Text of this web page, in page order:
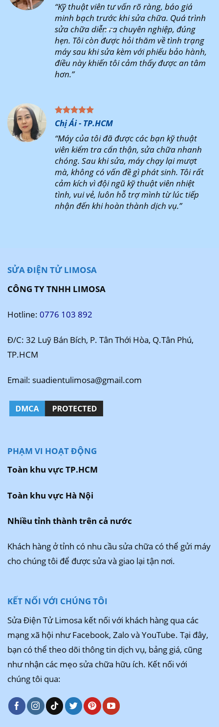
“Kỹ thuật viên tư vấn rõ ràng, báo giá
minh bạch trước khi sửa chữa. Quá trình
sửa chữa diễn ra chuyên nghiệp, đúng
hẹn. Tôi còn được hỏi thăm về tình trạng
máy sau khi sửa kèm với phiếu bảo hành,
điều này khiến tôi cảm thấy được an tâm
hơn.”
Chị Ái - TP.HCM
“Máy của tôi đã được các bạn kỹ thuật
viên kiểm tra cẩn thận, sửa chữa nhanh
chóng. Sau khi sửa, máy chạy lại mượt
mà, không có vấn đề gì phát sinh. Tôi rất
cảm kích vì đội ngũ kỹ thuật viên nhiệt
tình, vui vẻ, luôn hỗ trợ mình từ lúc tiếp
nhận đến khi hoàn thành dịch vụ.”
SỬA ĐIỆN TỬ LIMOSA
CÔNG TY TNHH LIMOSA
Hotline: 0776 103 892
Đ/C: 32 Luỹ Bán Bích, P. Tân Thới Hòa, Q.Tân Phú,
TP.HCM
Email: suadientulimosa@gmail.com
PHẠM VI HOẠT ĐỘNG
Toàn khu vực TP.HCM
Toàn khu vực Hà Nội
Nhiều tỉnh thành trên cả nước
Khách hàng ở tỉnh có nhu cầu sửa chữa có thể gửi máy
cho chúng tôi để được sửa và giao lại tận nơi.
KẾT NỐI VỚI CHÚNG TÔI
Sửa Điện Tử Limosa kết nối với khách hàng qua các
mạng xã hội như Facebook, Zalo và YouTube. Tại đây,
bạn có thể theo dõi thông tin dịch vụ, bảng giá, cũng
như nhận các mẹo sửa chữa hữu ích. Kết nối với
chúng tôi qua: